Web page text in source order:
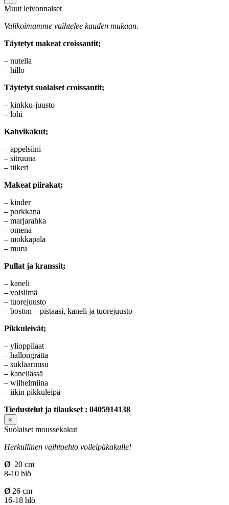
Muut leivonnaiset
Valikoimamme vaihtelee kauden mukaan.
Täytetyt makeat croissantit;
– nutella
– hillo
Täytetyt suolaiset croissantit;
– kinkku-juusto
– lohi
Kahvikakut;
– appelsiini
– sitruuna
– tiikeri
Makeat piirakat;
– kinder
– porkkana
– marjarahka
– omena
– mokkapala
– muru
Pullat ja kranssit;
– kaneli
– voisilmä
– tuorejuusto
– boston – pistaasi, kaneli ja tuorejuusto
Pikkuleivät;
– ylioppilaat
– hallongråtta
– suklaaruusu
– kaneliässä
– wilhelmiina
– iikin pikkuleipä
Tiedustelut ja tilaukset : 0405914138
×
Suolaiset moussekakut
Herkullinen vaihtoehto voileipäkakulle!
Ø 20 cm
8-10 hlö
Ø 26 cm
16-18 hlö